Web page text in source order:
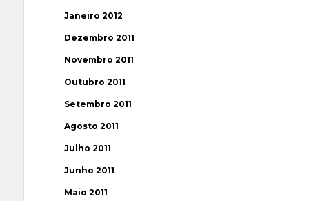
Janeiro 2012
Dezembro 2011
Novembro 2011
Outubro 2011
Setembro 2011
Agosto 2011
Julho 2011
Junho 2011
Maio 2011